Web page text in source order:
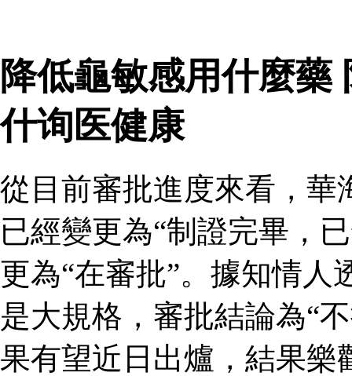
降低龜敏感用什麼藥
什询医健康
從目前審批進度來看，華
已經變更為“制證完畢，
更為“在審批”。據知情
是大規格，審批結論為“
果有望近日出爐，結果樂